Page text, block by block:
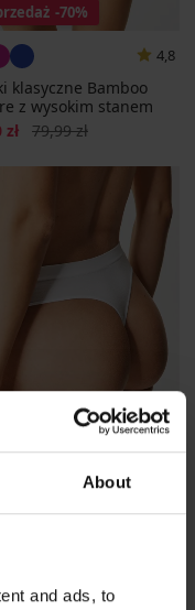
About
and ads, to
-70%
4,8
klasyczne Bamboo
z wysokim stanem
zł Pierwotna cena
79,99 zł